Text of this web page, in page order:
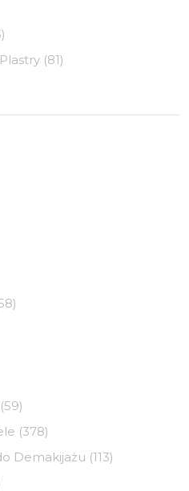
(81)
(378)
Demakijażu (113)